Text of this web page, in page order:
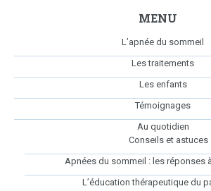
MENU
L’apnée du sommeil
Les traitements
Les enfants
Témoignages
Au quotidien
Conseils et astuces
Apnées du sommeil : les réponses
L’éducation thérapeutique du